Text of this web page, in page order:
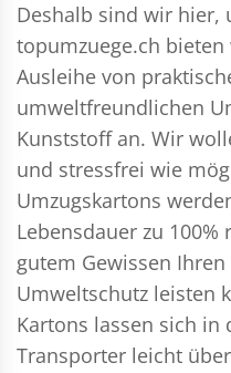
Deshalb sind wir hier,
topumzuege.ch
Ausleihe von
umweltfreundlichen
Kunststoff an. Wir
und stressfrei wie
Umzugskartons
Lebensdauer zu
gutem Gewissen
Umweltschutz leisten
Kartons lassen sich
Transporter leicht